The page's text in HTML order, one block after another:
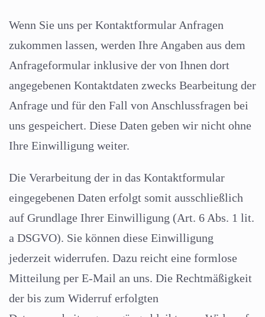
Wenn Sie uns per Kontaktformular Anfragen
zukommen lassen, werden Ihre Angaben aus dem
Anfrageformular inklusive der von Ihnen dort
angegebenen Kontaktdaten zwecks Bearbeitung der
Anfrage und für den Fall von Anschlussfragen bei
uns gespeichert. Diese Daten geben wir nicht ohne
Ihre Einwilligung weiter.
Die Verarbeitung der in das Kontaktformular
eingegebenen Daten erfolgt somit ausschließlich
auf Grundlage Ihrer Einwilligung (Art. 6 Abs. 1 lit.
a DSGVO). Sie können diese Einwilligung
jederzeit widerrufen. Dazu reicht eine formlose
Mitteilung per E-Mail an uns. Die Rechtmäßigkeit
der bis zum Widerruf erfolgten